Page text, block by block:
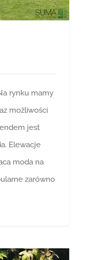
rynku mamy
możliwości
jest
Elewacje
moda na
zarówno